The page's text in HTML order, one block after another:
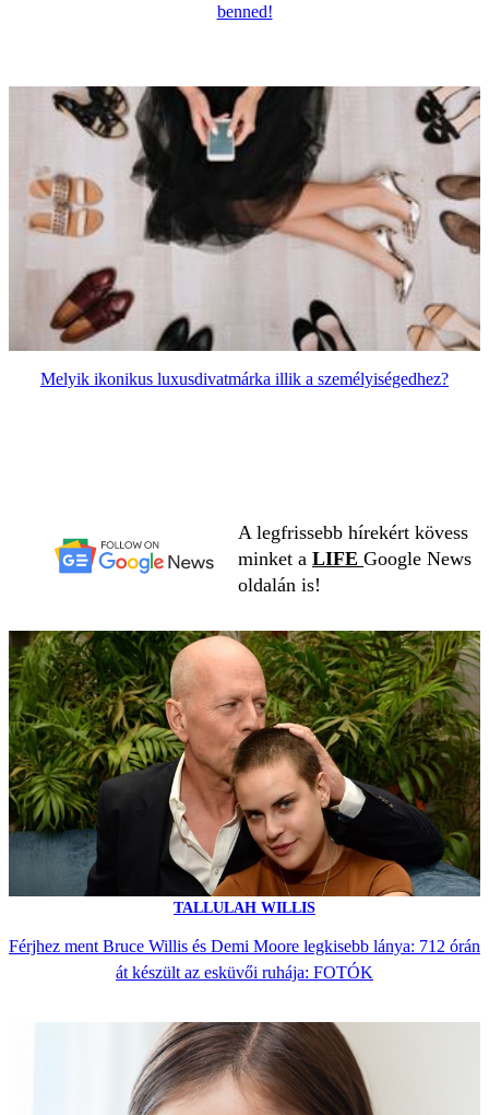
benned!
Melyik ikonikus luxusdivatmárka illik a személyiségedhez?
A legfrissebb hírekért kövess
minket a LIFE Google News
oldalán is!
TALLULAH WILLIS
Férjhez ment Bruce Willis és Demi Moore legkisebb lánya: 712 órán
át készült az esküvői ruhája: FOTÓK